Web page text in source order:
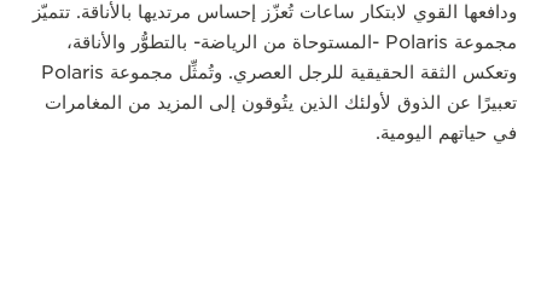
ودافعها القوي لابتكار ساعات تُعزّز إحساس مرتديها بالأناقة. تتميّز
مجموعة Polaris -المستوحاة من الرياضة- بالتطوُّر والأناقة،
وتعكس الثقة الحقيقية للرجل العصري. وتُمثِّل مجموعة Polaris
تعبيرًا عن الذوق لأولئك الذين يتُوقون إلى المزيد من المغامرات
في حياتهم اليومية.